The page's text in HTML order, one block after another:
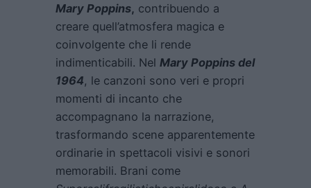
Mary Poppins, contribuendo a
creare quell’atmosfera magica e
coinvolgente che li rende
indimenticabili. Nel Mary Poppins del
1964, le canzoni sono veri e propri
momenti di incanto che
accompagnano la narrazione,
trasformando scene apparentemente
ordinarie in spettacoli visivi e sonori
memorabili. Brani come